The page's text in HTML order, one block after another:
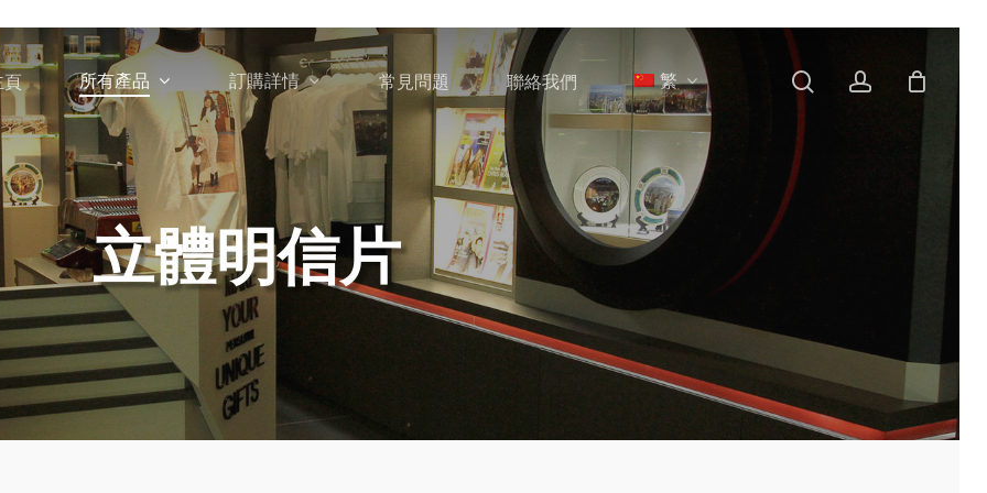
頁 所有產品 訂購詳情 常見問題 聯絡我們 繁 searchaccount
立體明信片